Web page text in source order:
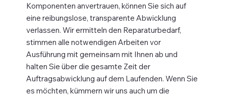
Komponenten anvertrauen, können Sie sich auf
eine reibungslose, transparente Abwicklung
verlassen. Wir ermitteln den Reparaturbedarf,
stimmen alle notwendigen Arbeiten vor
Ausführung mit gemeinsam mit Ihnen ab und
halten Sie über die gesamte Zeit der
Auftragsabwicklung auf dem Laufenden. Wenn Sie
es möchten, kümmern wir uns auch um die